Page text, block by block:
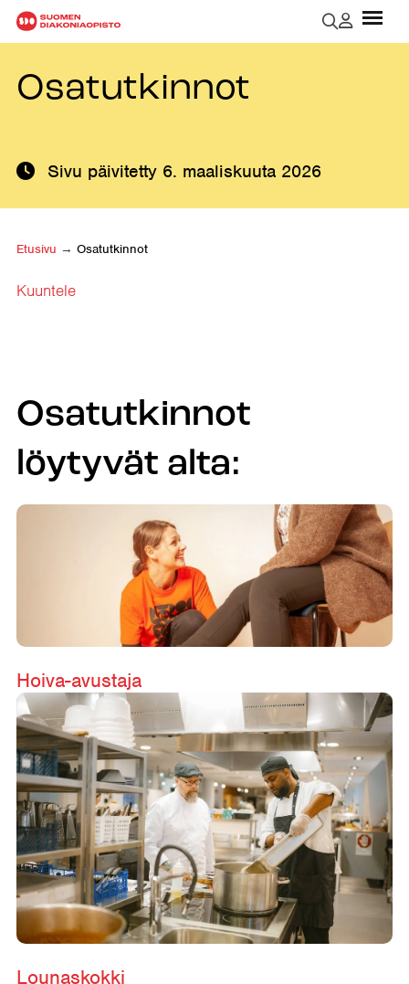
Osatutkinnot
Sivu päivitetty 6. maaliskuuta 2026
Etusivu → Osatutkinnot
Kuuntele
Osatutkinnot
löytyvät alta:
Hoiva-avustaja
Lounaskokki